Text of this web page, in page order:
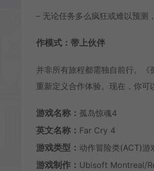
– 无论任务多么疯狂或难以预测
作模式：带上伙伴
并非所有旅程都需独自前行。
重新定义合作体验。现在，你可
游戏名称： 孤岛惊魂4
英文名称： Far Cry 4
游戏类型： 动作冒险类(ACT)游
游戏制作： Ubisoft Montreal/